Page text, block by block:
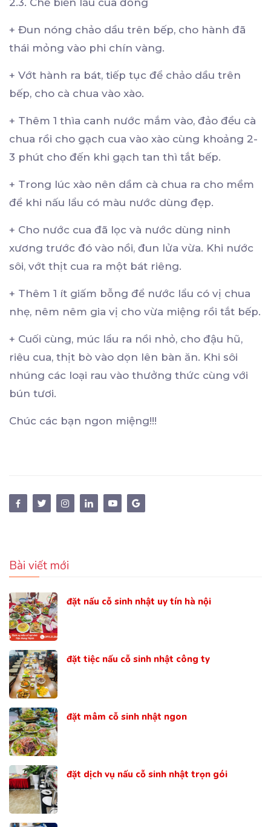
+ Đun nóng chảo dầu trên bếp, cho hành đã
thái mỏng vào phi chín vàng.
+ Vớt hành ra bát, tiếp tục để chảo dầu trên
bếp, cho cà chua vào xào.
+ Thêm 1 thìa canh nước mắm vào, đảo đều cà
chua rồi cho gạch cua vào xào cùng khoảng 2-
3 phút cho đến khi gạch tan thì tắt bếp.
+ Trong lúc xào nên dầm cà chua ra cho mềm
để khi nấu lẩu có màu nước dùng đẹp.
+ Cho nước cua đã lọc và nước dùng ninh
xương trước đó vào nồi, đun lửa vừa. Khi nước
sôi, vớt thịt cua ra một bát riêng.
+ Thêm 1 ít giấm bỗng để nước lẩu có vị chua
nhẹ, nêm nêm gia vị cho vừa miệng rồi tắt bếp.
+ Cuối cùng, múc lẩu ra nồi nhỏ, cho đậu hũ,
riêu cua, thịt bò vào dọn lên bàn ăn. Khi sôi
nhúng các loại rau vào thưởng thức cùng với
bún tươi.
Chúc các bạn ngon miệng!!!
Bài viết mới
đặt nấu cỗ sinh nhật uy tín hà nội
đặt tiệc nấu cỗ sinh nhật công ty
đặt mâm cỗ sinh nhật ngon
đặt dịch vụ nấu cỗ sinh nhật trọn gói